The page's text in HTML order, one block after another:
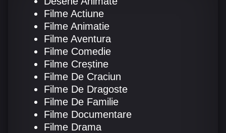
Filme Actiune
Filme Animatie
Filme Aventura
Filme Comedie
Filme Creștine
Filme De Craciun
Filme De Dragoste
Filme De Familie
Filme Documentare
Filme Drama